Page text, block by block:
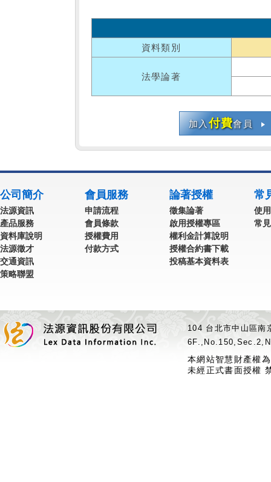
資料類別
法學論著
加入付費會員
公司簡介
法源資訊
產品服務
資料庫說明
法源徵才
交通資訊
策略聯盟
會員服務
申請流程
會員條款
授權費用
付款方式
論著授權
徵集論著
啟用授權專區
權利金計算說明
授權合約書下載
投稿基本資料表
常
使
常
104 台北市中山區
本網站智慧財產權
未經正式書面授權